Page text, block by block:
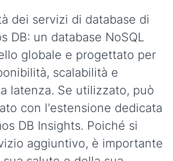
dei servizi di database di
DB: un database NoSQL
globale e progettato per
scalabilità e
latenza. Se utilizzato, può
con l'estensione dedicata
DB Insights. Poiché si
aggiuntivo, è importante